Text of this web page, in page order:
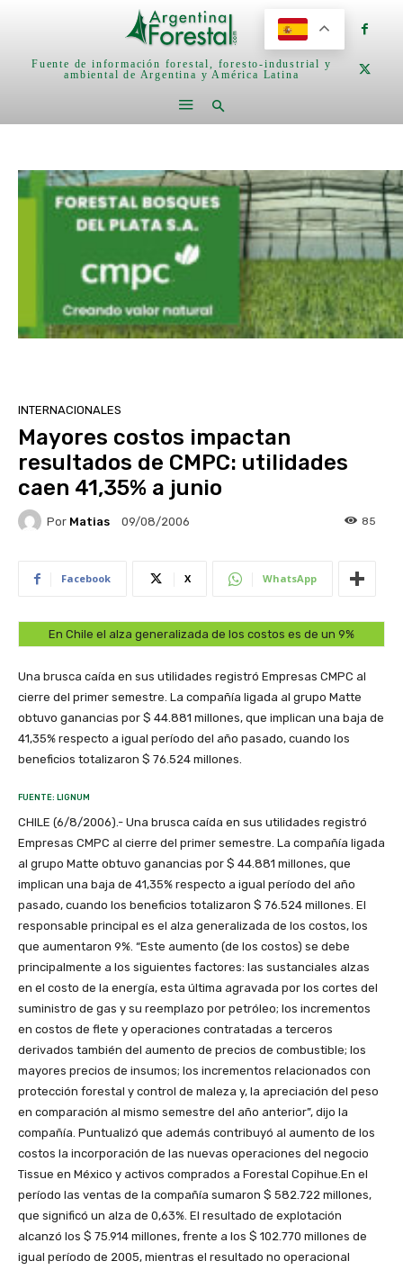
Fuente de información forestal, foresto-industrial y
ambiental de Argentina y América Latina
INTERNACIONALES
Mayores costos impactan
resultados de CMPC: utilidades
caen 41,35% a junio
Por Matias 09/08/2006 85
Facebook X WhatsApp
En Chile el alza generalizada de los costos es de un 9%
Una brusca caída en sus utilidades registró Empresas CMPC al
cierre del primer semestre. La compañía ligada al grupo Matte
obtuvo ganancias por $ 44.881 millones, que implican una baja de
41,35% respecto a igual período del año pasado, cuando los
beneficios totalizaron $ 76.524 millones.
FUENTE: LIGNUM
CHILE (6/8/2006).- Una brusca caída en sus utilidades registró
Empresas CMPC al cierre del primer semestre. La compañía ligada
al grupo Matte obtuvo ganancias por $ 44.881 millones, que
implican una baja de 41,35% respecto a igual período del año
pasado, cuando los beneficios totalizaron $ 76.524 millones. El
responsable principal es el alza generalizada de los costos, los
que aumentaron 9%. “Este aumento (de los costos) se debe
principalmente a los siguientes factores: las sustanciales alzas
en el costo de la energía, esta última agravada por los cortes del
suministro de gas y su reemplazo por petróleo; los incrementos
en costos de flete y operaciones contratadas a terceros
derivados también del aumento de precios de combustible; los
mayores precios de insumos; los incrementos relacionados con
protección forestal y control de maleza y, la apreciación del peso
en comparación al mismo semestre del año anterior”, dijo la
compañía. Puntualizó que además contribuyó al aumento de los
costos la incorporación de las nuevas operaciones del negocio
Tissue en México y activos comprados a Forestal Copihue.En el
período las ventas de la compañía sumaron $ 582.722 millones,
que significó un alza de 0,63%. El resultado de explotación
alcanzó los $ 75.914 millones, frente a los $ 102.770 millones de
igual período de 2005, mientras el resultado no operacional